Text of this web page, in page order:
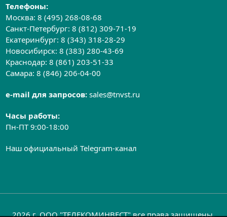
Телефоны:
Москва:8 (495) 268-08-68
Санкт-Петербург:8 (812) 309-71-19
Екатеринбург:8 (343) 318-28-29
Новосибирск:8 (383) 280-43-69
Краснодар:8 (861) 203-51-33
Самара:8 (846) 206-04-00
e-mail для запросов:sales@tnvst.ru
Часы работы:
Пн-ПТ 9:00-18:00
Наш официальный Telegram-канал
2026 г. ООО "ТЕЛЕКОМИНВЕСТ" все права защищены.